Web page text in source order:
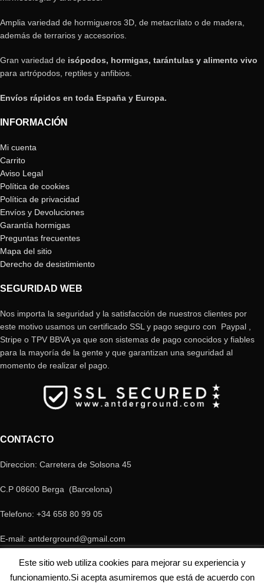
Amplia variedad de hormigueros 3D, de metacrilato o de madera,
además de terrarios y accesorios.
Gran variedad de isópodos, hormigas, tarántulas y alimento vivo
para artrópodos, reptiles y anfibios.
Envíos rápidos en toda España y Europa.
INFORMACIÓN
Mi cuenta
Carrito
Aviso Legal
Política de cookies
Política de privacidad
Envíos y Devoluciones
Garantía hormigas
Preguntas frecuentes
Mapa del sitio
Derecho de desistimiento
SEGURIDAD WEB
Nos importa la seguridad y la satisfacción de nuestros clientes por
este motivo usamos un certificado SSL y pago seguro con Paypal ,
Stripe o TPV BBVA ya que son sistemas de pago conocidos y fiables
para la mayoría de la gente y que garantizan una seguridad al
momento de realizar el pago.
CONTACTO
Direccion: Carretera de Solsona 45
C.P 08600 Berga (Barcelona)
Telefono: +34 658 80 99 05
E-mail: antderground@gmail.com
Este sitio web utiliza cookies para mejorar su experiencia y
funcionamiento.Si acepta asumiremos que está de acuerdo con